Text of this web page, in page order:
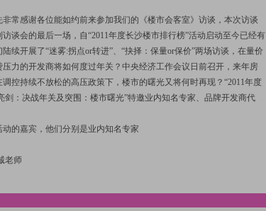
常感谢各位能如约前来参加我们的《楼市会客室》访谈，本次访谈
谈会的最后一场，自“2011年度长沙楼市排行榜”活动启动至今已经有
续开展了“迷雾:拐点or转进”、“抉择：保量or保价”两场访谈，在量价
力的开发商将如何度过年关？中央经济工作会议日前召开，来年房
控持续不放松的高压政策下，楼市的曙光又将何时再现？“2011年度
剑：决战年关及突围：楼市曙光”特邀业内知名专家、品牌开发商代
的嘉宾，他们分别是业内知名专家
老师